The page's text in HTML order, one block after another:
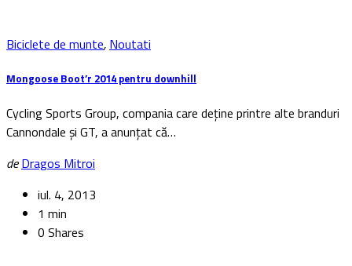
Biciclete de munte, Noutati
Mongoose Boot’r 2014 pentru downhill
Cycling Sports Group, compania care deține printre alte branduri
Cannondale și GT, a anunțat că…
de Dragos Mitroi
iul. 4, 2013
1 min
0 Shares